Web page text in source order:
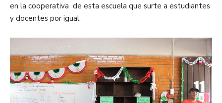
en la cooperativa de esta escuela que surte a estudiantes
y docentes por igual.